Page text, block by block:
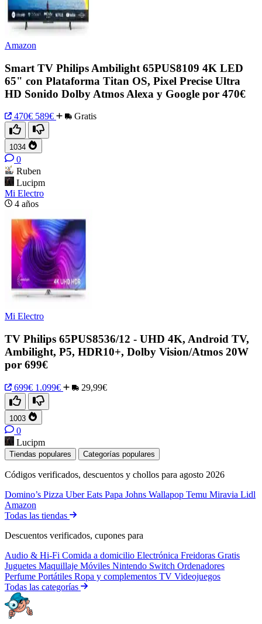
Amazon
Smart TV Philips Ambilight 65PUS8109 4K LED
65" con Plataforma Titan OS, Pixel Precise Ultra
HD Sonido Dolby Atmos Alexa y Google por 470€
470€ 589€ Gratis
1034
0
Ruben
Lucipm
Mi Electro
4 años
Mi Electro
TV Philips 65PUS8536/12 - UHD 4K, Android TV,
Ambilight, P5, HDR10+, Dolby Vision/Atmos 20W
por 699€
699€ 1.099€ 29,99€
1003
0
Lucipm
Tiendas populares Categorías populares
Códigos verificados, descuentos y chollos para agosto 2026
Domino’s Pizza Uber Eats Papa Johns Wallapop Temu Miravia Lidl
Amazon
Todas las tiendas
Descuentos verificados, cupones para
Audio & Hi-Fi Comida a domicilio Electrónica Freidoras Gratis
Juguetes Maquillaje Móviles Nintendo Switch Ordenadores
Perfume Portátiles Ropa y complementos TV Videojuegos
Todas las categorías